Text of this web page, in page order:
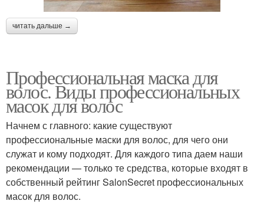
читать дальше →
Профессиональная маска для
волос. Виды профессиональных
масок для волос
Начнем с главного: какие существуют
профессиональные маски для волос, для чего они
служат и кому подходят. Для каждого типа даем наши
рекомендации — только те средства, которые входят в
собственный рейтинг SalonSecret профессиональных
масок для волос.